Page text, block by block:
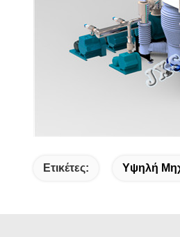
Ετικέτες: Υψηλή